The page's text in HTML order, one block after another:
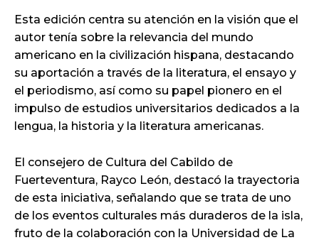
Esta edición centra su atención en la visión que el
autor tenía sobre la relevancia del mundo
americano en la civilización hispana, destacando
su aportación a través de la literatura, el ensayo y
el periodismo, así como su papel pionero en el
impulso de estudios universitarios dedicados a la
lengua, la historia y la literatura americanas.
El consejero de Cultura del Cabildo de
Fuerteventura, Rayco León, destacó la trayectoria
de esta iniciativa, señalando que se trata de uno
de los eventos culturales más duraderos de la isla,
fruto de la colaboración con la Universidad de La